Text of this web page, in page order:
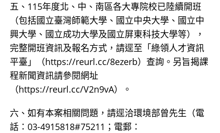
五、115年度北、中、南區各大專院校已陸續開班
（包括國立臺灣師範大學、國立中央大學、國立中
興大學、國立成功大學及國立屏東科技大學等），
完整開班資訊及報名方式，請逕至「綠領人才資訊
平臺」（https://reurl.cc/8ezerb）查詢。另旨揭課
程新聞資訊請參閱網址
（https://reurl.cc/V2n9vA）。
六、如有本案相關問題，請逕洽環境部曾先生（電
話：03-4915818#75211；電郵：